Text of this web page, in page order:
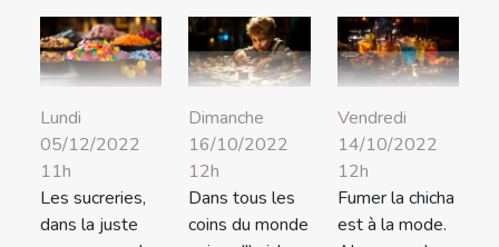
Lundi
05/12/2022
11h
Les sucreries,
dans la juste
Dimanche
16/10/2022
12h
Dans tous les
coins du monde
Vendredi
14/10/2022
12h
Fumer la chicha
est à la mode.